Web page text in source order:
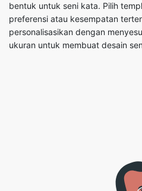
bentuk untuk seni kata. Pilih
preferensi atau kesempatan
personalisasikan dengan
ukuran untuk membuat desain